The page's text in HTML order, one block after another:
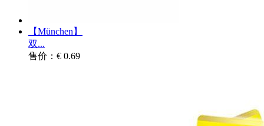
【München】
双...
售价：€ 0.69